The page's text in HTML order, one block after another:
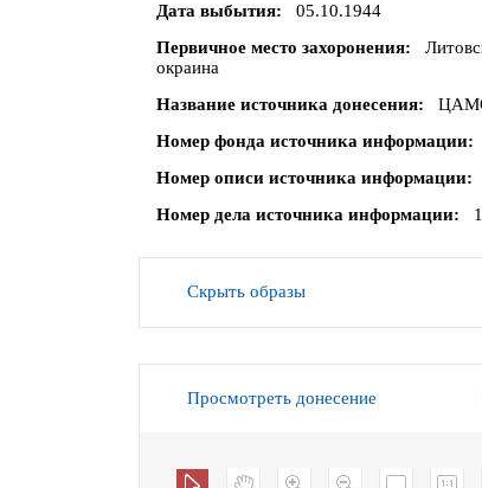
Дата выбытия
05.10.1944
Первичное место захоронения
окраина
Название источника донесения
Номер фонда источника информации
Номер описи источника информации
Номер дела источника информации
Скрыть образы
Просмотреть донесение